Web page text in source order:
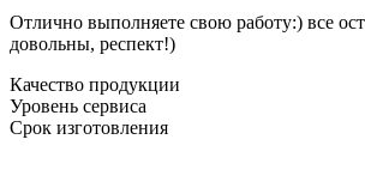
Отлично выполняете свою работу:) все
довольны, респект!)
Качество продукции
Уровень сервиса
Срок изготовления